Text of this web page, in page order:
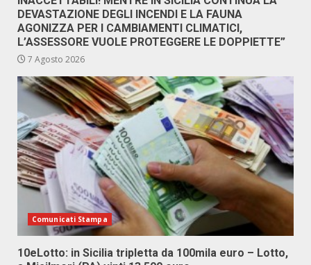
DEVASTAZIONE DEGLI INCENDI E LA FAUNA
AGONIZZA PER I CAMBIAMENTI CLIMATICI,
L’ASSESSORE VUOLE PROTEGGERE LE DOPPIETTE”
7 Agosto 2026
Comunicati Stampa
10eLotto: in Sicilia tripletta da 100mila euro – Lotto,